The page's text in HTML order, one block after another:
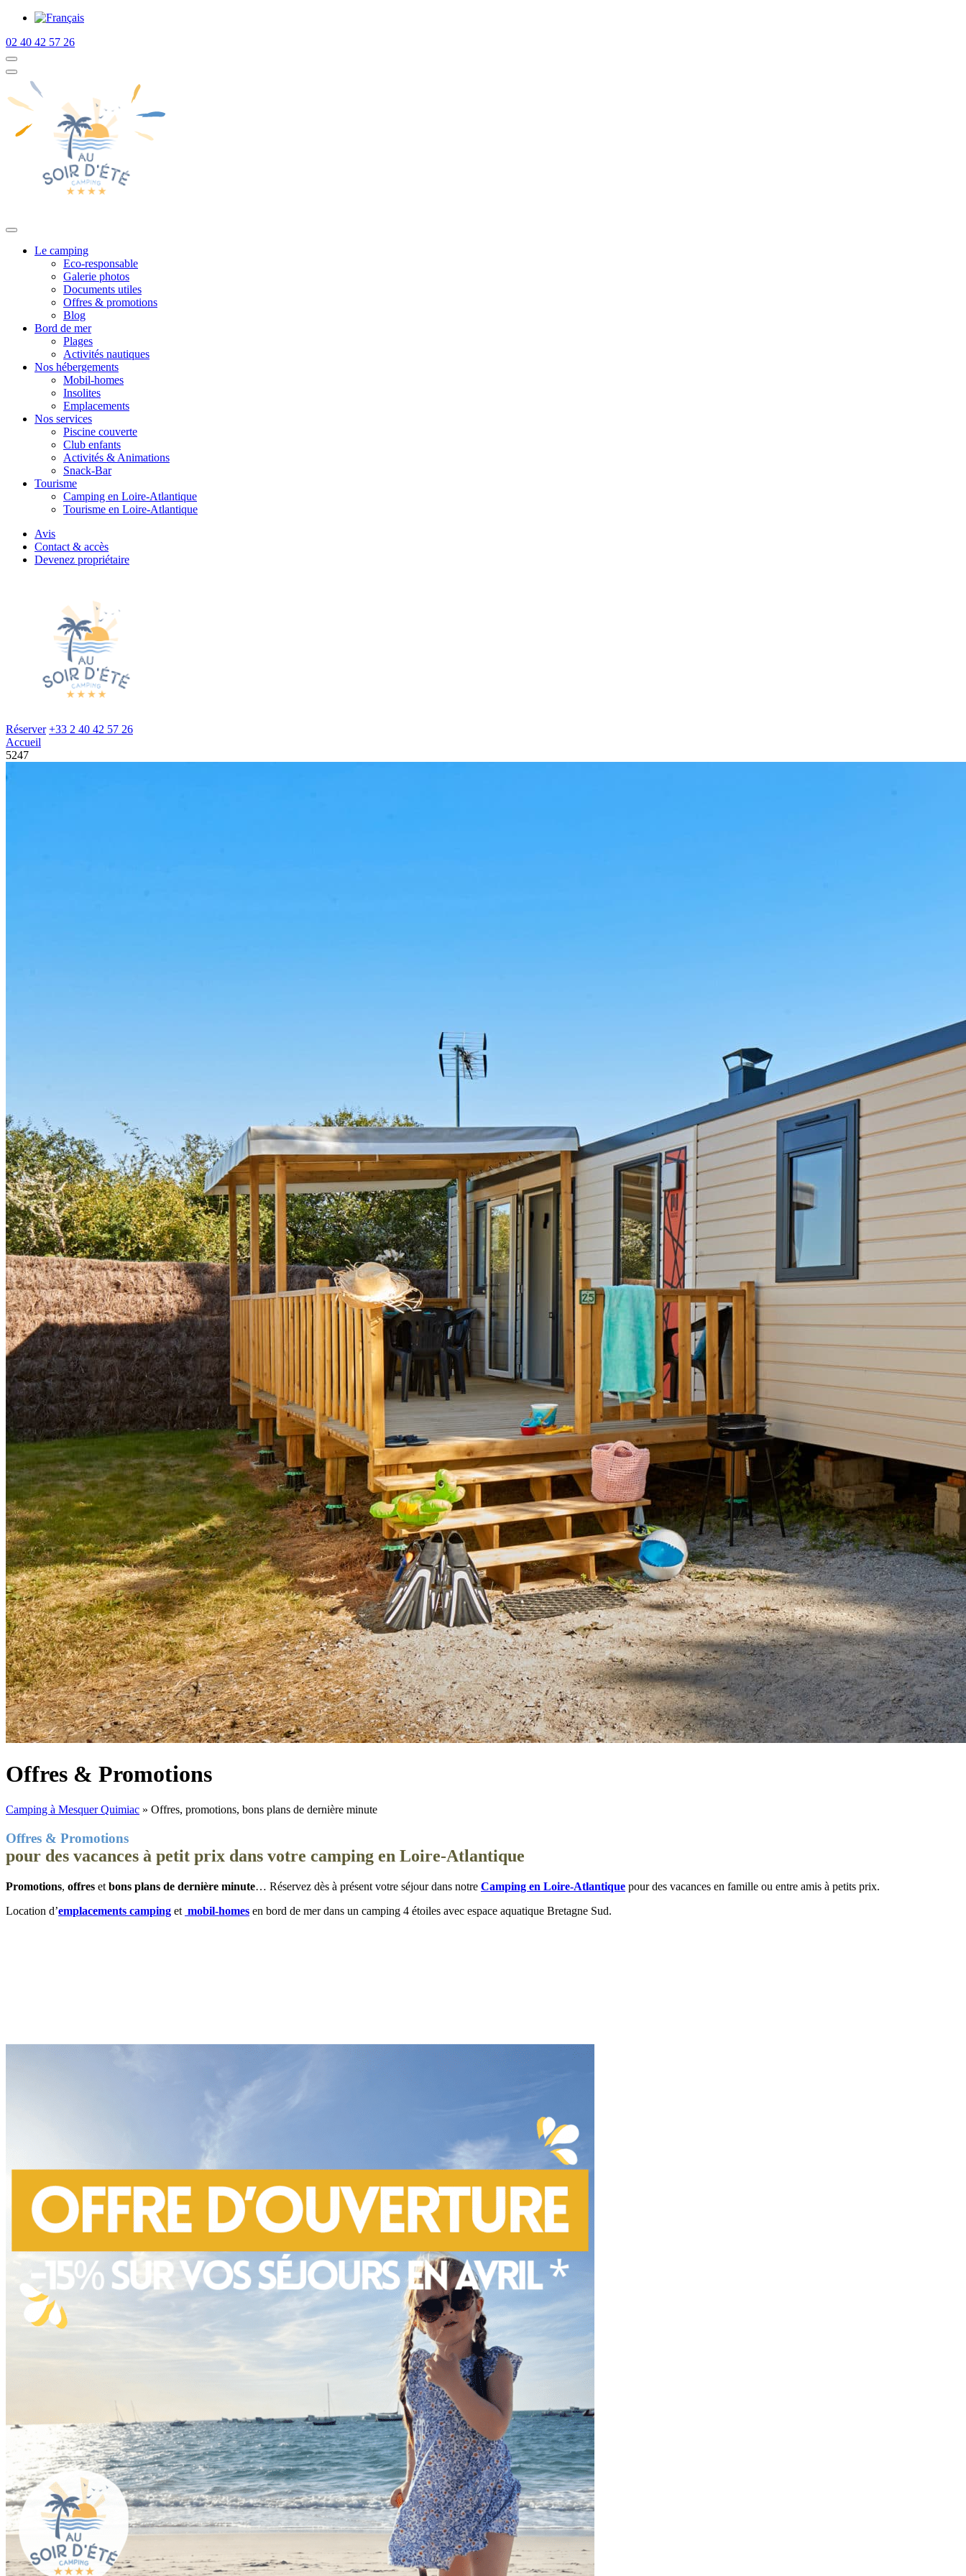
02 40 42 57 26
Le camping
Eco-responsable
Galerie photos
Documents utiles
Offres & promotions
Blog
Bord de mer
Plages
Activités nautiques
Nos hébergements
Mobil-homes
Insolites
Emplacements
Nos services
Piscine couverte
Club enfants
Activités & Animations
Snack-Bar
Tourisme
Camping en Loire-Atlantique
Tourisme en Loire-Atlantique
Avis
Contact & accès
Devenez propriétaire
Réserver +33 2 40 42 57 26
Accueil
5247
Offres & Promotions
Camping à Mesquer Quimiac » Offres, promotions, bons plans de dernière minute
pour des vacances à petit prix dans votre camping en Loire-Atlantique
Offres & Promotions
Promotions, offres et bons plans de dernière minute… Réservez dès à présent votre séjour dans notre Camping en Loire-Atlantique pour des vacances en famille ou entre amis à petits prix.
Location d’emplacements camping et mobil-homes en bord de mer dans un camping 4 étoiles avec espace aquatique Bretagne Sud.